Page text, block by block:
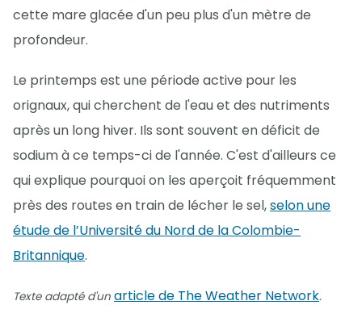
cette mare glacée d'un peu plus d'un mètre de
profondeur.
Le printemps est une période active pour les
orignaux, qui cherchent de l'eau et des nutriments
après un long hiver. Ils sont souvent en déficit de
sodium à ce temps-ci de l'année. C'est d'ailleurs ce
qui explique pourquoi on les aperçoit fréquemment
près des routes en train de lécher le sel,selon une
étude de l’Université du Nord de la Colombie-
Britannique.
Texte adapté d'un article de The Weather Network.